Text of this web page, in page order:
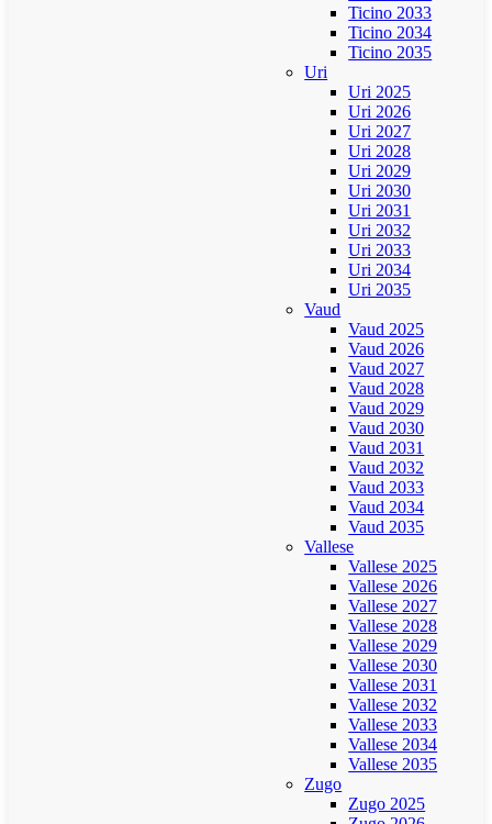
Ticino 2033
Ticino 2034
Ticino 2035
Uri
Uri 2025
Uri 2026
Uri 2027
Uri 2028
Uri 2029
Uri 2030
Uri 2031
Uri 2032
Uri 2033
Uri 2034
Uri 2035
Vaud
Vaud 2025
Vaud 2026
Vaud 2027
Vaud 2028
Vaud 2029
Vaud 2030
Vaud 2031
Vaud 2032
Vaud 2033
Vaud 2034
Vaud 2035
Vallese
Vallese 2025
Vallese 2026
Vallese 2027
Vallese 2028
Vallese 2029
Vallese 2030
Vallese 2031
Vallese 2032
Vallese 2033
Vallese 2034
Vallese 2035
Zugo
Zugo 2025